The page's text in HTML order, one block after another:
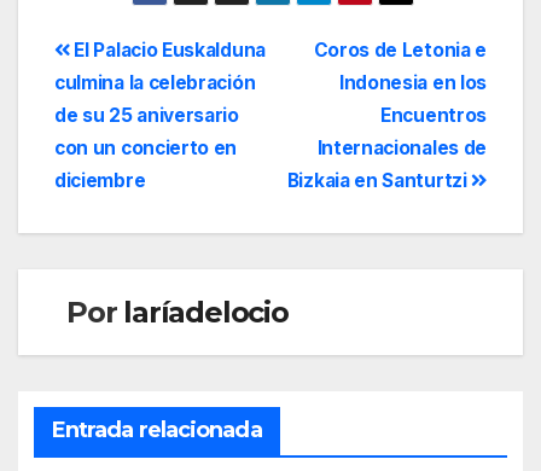
Coros de Letonia e
Indonesia en los
Encuentros
Internacionales de
Bizkaia en Santurtzi
El Palacio Euskalduna
culmina la celebración
de su 25 aniversario
con un concierto en
diciembre
Por laríadelocio
Entrada relacionada